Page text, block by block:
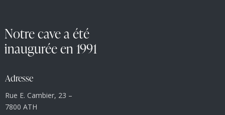
Notre cave a été
inaugurée en 1991
Adresse
Rue E. Cambier, 23 –
7800 ATH